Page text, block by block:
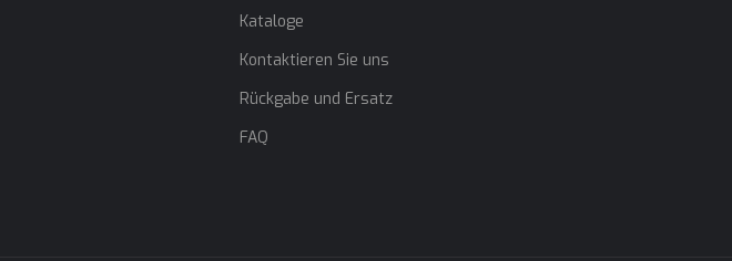
Kataloge
Kontaktieren Sie uns
Rückgabe und Ersatz
FAQ